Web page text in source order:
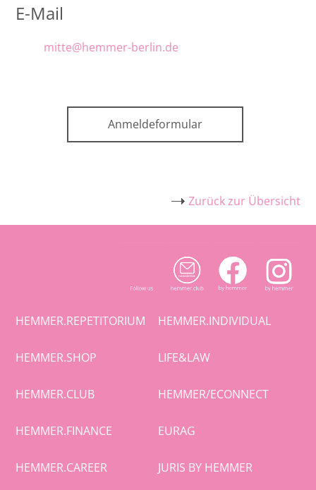
E-Mail
mitte@hemmer-berlin.de
Anmeldeformular
Zurück zur Übersicht
HEMMER.REPETITORIUM HEMMER.INDIVIDUAL
HEMMER.SHOP LIFE&LAW
HEMMER.CLUB HEMMER/ECONNECT
HEMMER.FINANCE EURAG
HEMMER.CAREER JURIS BY HEMMER